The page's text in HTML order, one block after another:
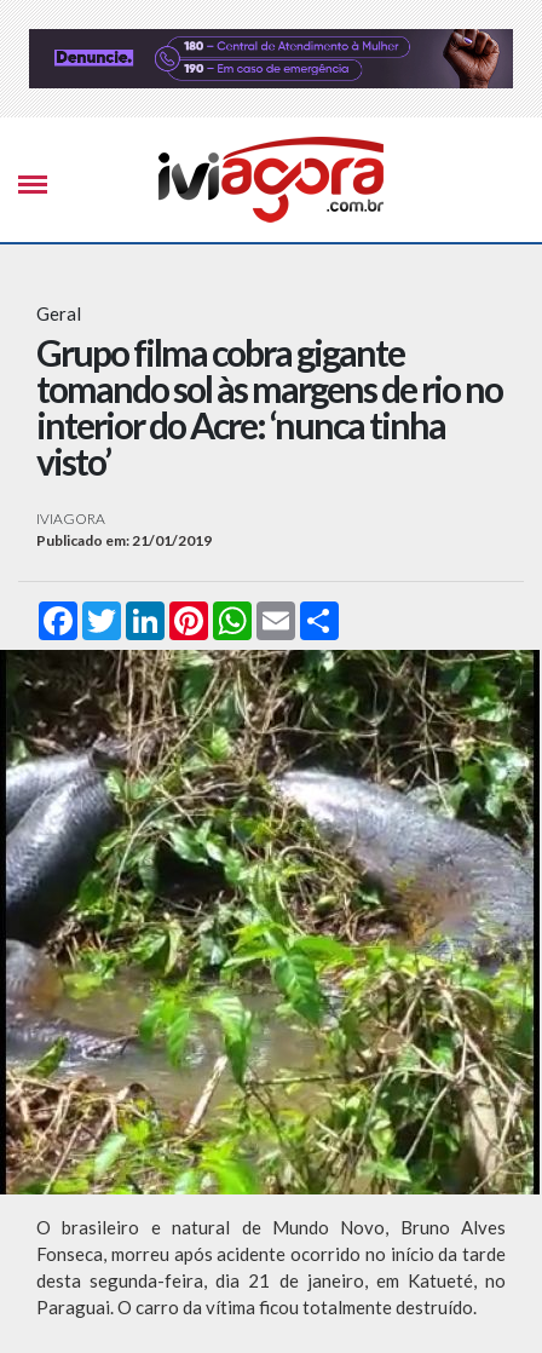
Geral
Grupo filma cobra gigante
tomando sol às margens de rio no
interior do Acre: ‘nunca tinha
visto’
IVIAGORA
Publicado em: 21/01/2019
FacebookTwitterLinkedInPinterestWhatsApp
Email
O brasileiro e natural de Mundo Novo, Bruno Alves
Fonseca, morreu após acidente ocorrido no início da tarde
desta segunda-feira, dia 21 de janeiro, em Katueté, no
Paraguai. O carro da vítima ficou totalmente destruído.